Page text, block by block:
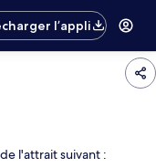
l’appli
l'attrait suivant :